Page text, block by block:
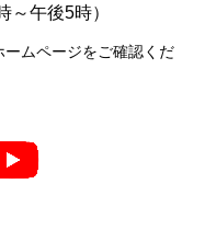
～午後5時）
ムページをご確認くだ